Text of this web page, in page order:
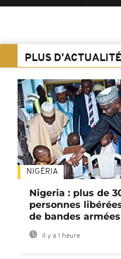
PLUS
NIGÉRIA
Nigeria : plus de
personnes
de bandes armées
Il y a 1 heure